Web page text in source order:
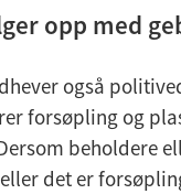
opp med
også
forsøpling og
beholdere
det er